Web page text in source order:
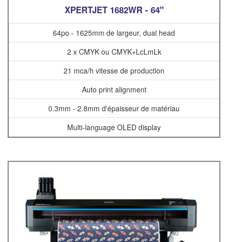
XPERTJET 1682WR - 64"
64po - 1625mm de largeur, dual head
2 x CMYK ou CMYK+LcLmLk
21 mca/h vitesse de production
Auto print alignment
0.3mm - 2.8mm d'épaisseur de matériau
Multi-language OLED display